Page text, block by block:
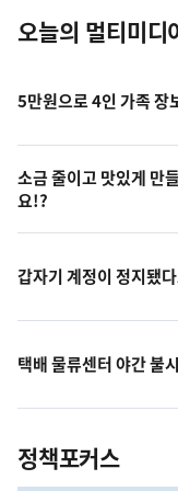
오늘의 멀티미디
5만원으로 4인 가족 장
소금 줄이고 맛있게 만
요!?
갑자기 계정이 정지됐
택배 물류센터 야간 불
정책포커스